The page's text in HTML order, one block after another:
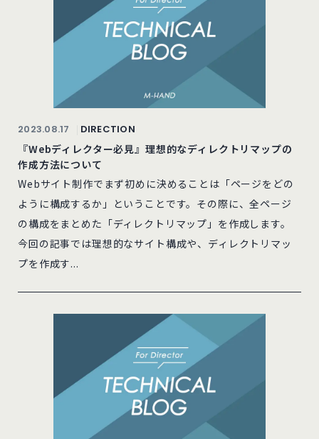
2023.08.17 DIRECTION
『Webディレクター必見』理想的なディレクトリマップの
作成方法について
Webサイト制作でまず初めに決めることは「ページをどの
ように構成するか」ということです。その際に、全ページ
の構成をまとめた「ディレクトリマップ」を作成します。
今回の記事では理想的なサイト構成や、ディレクトリマッ
プを作成す...